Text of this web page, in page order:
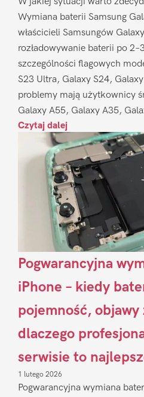
Wymiana baterii Samsung
właścicieli Samsungów
rozładowywanie baterii po
szczególności flagowych
S23 Ultra, Galaxy S24,
problemy mają użytkownicy
Galaxy A55, Galaxy A35,
Czytaj dalej
Pogwarancyjna
iPhone – kiedy
pojemność, objawy
dlaczego
serwisie to
1 lutego 2026
Pogwarancyjna wymiana